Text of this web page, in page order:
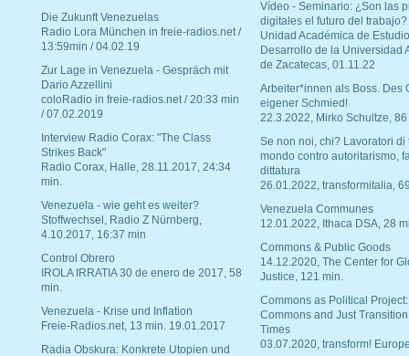
Die Zukunft Venezuelas
Radio Lora München in freie-radios.net /
13:59min / 04.02.19
Zur Lage in Venezuela - Gespräch mit
Dario Azzellini
coloRadio in freie-radios.net / 20:33 min
/ 07.02.2019
Interview Radio Corax: "The Class
Strikes Back"
Radio Corax, Halle, 28.11.2017, 24:34
min.
Venezuela - wie geht es weiter?
Stoffwechsel, Radio Z Nürnberg,
4.10.2017, 16:37 min
Control Obrero
IROLA IRRATIA 30 de enero de 2017, 58
min.
Venezuela - Krise und Inflation
Freie-Radios.net, 13 min. 19.01.2017
Radia Obskura: Konkrete Utopien und
Vídeo - Seminario: ¿Son las
digitales el futuro del trabajo?
Unidad Académica de
Desarrollo de la Universidad
de Zacatecas, 01.11.22
Arbeiter*innen als Boss. Des
eigener Schmied!
22.3.2022, Mirko Schultze, 86
Se non noi, chi? Lavoratori di
mondo contro autoritarismo,
dittatura
26.01.2022, transformitalia,
Venezuela Communes
12.01.2022, Ithaca DSA, 28
Commons & Public Goods
14.12.2020, The Center for
Justice, 121 min.
Commons as Political Project:
Commons and Just
Times
03.07.2020, transform!